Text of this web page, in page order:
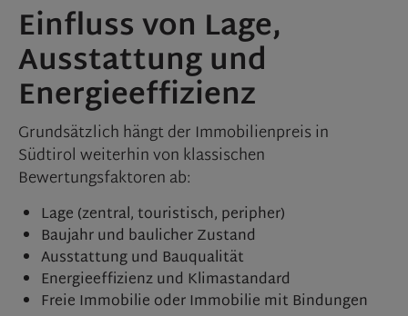
Einfluss von Lage,
Ausstattung und
Energieeffizienz
Grundsätzlich hängt der Immobilienpreis in
Südtirol weiterhin von klassischen
Bewertungsfaktoren ab:
Lage (zentral, touristisch, peripher)
Baujahr und baulicher Zustand
Ausstattung und Bauqualität
Energieeffizienz und Klimastandard
Freie Immobilie oder Immobilie mit Bindungen